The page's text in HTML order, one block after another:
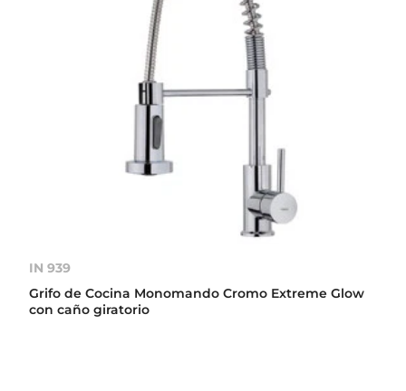
IN 939
Grifo de Cocina Monomando Cromo Extreme Glow
con caño giratorio